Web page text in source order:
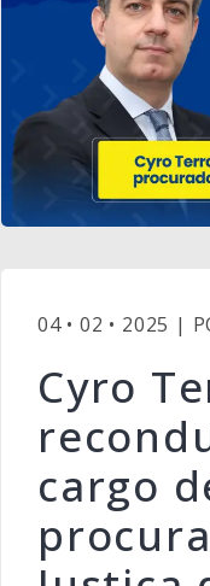
04 • 02 • 2025 |
Cyro
cargo